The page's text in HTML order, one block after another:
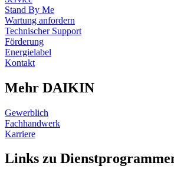
Stand By Me
Wartung anfordern
Technischer Support
Förderung
Energielabel
Kontakt
Mehr DAIKIN
Gewerblich
Fachhandwerk
Karriere
Links zu